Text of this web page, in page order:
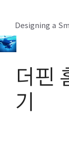
츠
로
Designing a
더핀
기